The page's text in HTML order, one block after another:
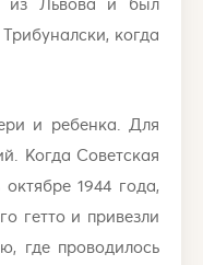
когда
и ребенка. Для
Когда Советская
1944 года,
гетто и привезли
где проводилось